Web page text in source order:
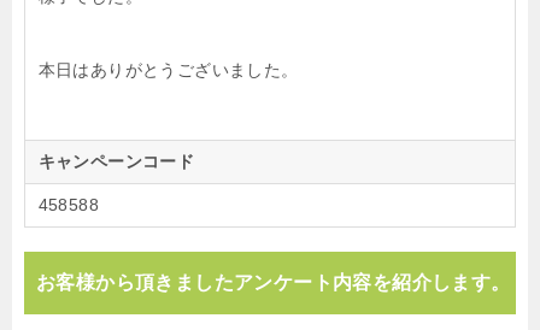
本日はありがとうございました。
キャンペーンコード
458588
お客様から頂きましたアンケート内容を紹介します。